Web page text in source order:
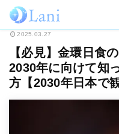
ホーム スピリチュアル 【必
2025.03.27
【必見】金環日食
2030年に向けて知
方【2030年日本で